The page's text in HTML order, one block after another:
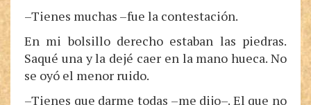
–Tienes muchas –fue la contestación.
En mi bolsillo derecho estaban las piedras.
Saqué una y la dejé caer en la mano hueca. No
se oyó el menor ruido.
–Tienes que darme todas –me dijo–. El que no